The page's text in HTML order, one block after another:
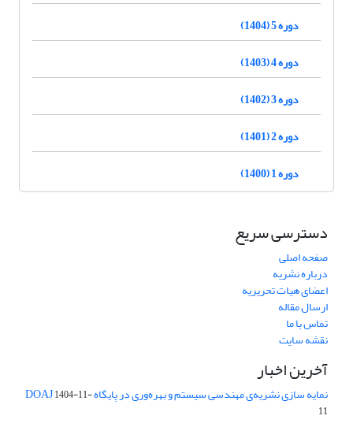
دوره 5 (1404)
دوره 4 (1403)
دوره 3 (1402)
دوره 2 (1401)
دوره 1 (1400)
دسترسی سریع
صفحه اصلی
درباره نشریه
اعضای هیات تحریریه
ارسال مقاله
تماس با ما
نقشه سایت
آخرین اخبار
نمایه سازی نشریه‌ی مهندسی سیستم و بهره‌وری در پایگاه DOAJ1404-11-
11